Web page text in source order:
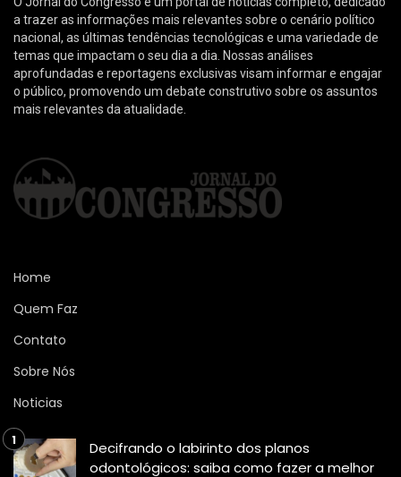
a trazer as informações mais relevantes sobre o cenário político
nacional, as últimas tendências tecnológicas e uma variedade de
temas que impactam o seu dia a dia. Nossas análises
aprofundadas e reportagens exclusivas visam informar e engajar
o público, promovendo um debate construtivo sobre os assuntos
mais relevantes da atualidade.
Home
Quem Faz
Contato
Sobre Nós
Noticias
Decifrando o labirinto dos planos
odontológicos: saiba como fazer a melhor